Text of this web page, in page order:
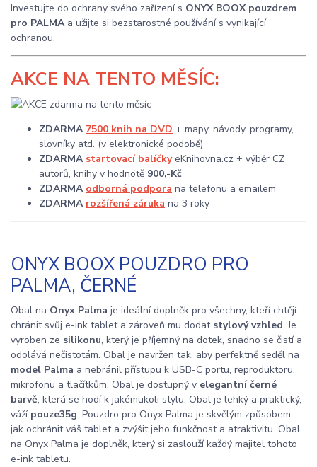
Investujte do ochrany svého zařízení s ONYX BOOX pouzdrem
pro PALMAa užijte si bezstarostné používání s vynikající
ochranou.
AKCE NA TENTO MĚSÍC:
ZDARMA 7500 knih na DVD + mapy, návody, programy,
slovníky atd. (v elektronické podobě)
ZDARMA startovací balíčkyeKnihovna.cz + výběr CZ
autorů, knihy v hodnotě 900,-Kč
ZDARMA odborná podpora na telefonu a emailem
ZDARMA rozšířená záruka na 3 roky
ONYX BOOX POUZDRO PRO
PALMA, ČERNÉ
Obal na Onyx Palma je ideální doplněk pro všechny, kteří chtějí
chránit svůj e-ink tablet a zároveň mu dodat stylový vzhled. Je
vyroben ze silikonu, který je příjemný na dotek, snadno se čistí a
odolává nečistotám. Obal je navržen tak, aby perfektně seděl na
model Palma a nebránil přístupu k USB-C portu, reproduktoru,
mikrofonu a tlačítkům. Obal je dostupný v elegantní černé
barvě, která se hodí k jakémukoli stylu. Obal je lehký a praktický,
váží pouze35g. Pouzdro pro Onyx Palma je skvělým způsobem,
jak ochránit váš tablet a zvýšit jeho funkčnost a atraktivitu. Obal
na Onyx Palma je doplněk, který si zaslouží každý majitel tohoto
e-ink tabletu.